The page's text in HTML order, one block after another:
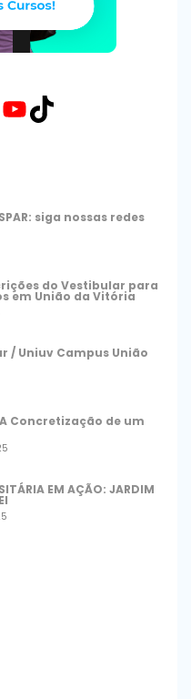
YouTube
TikTok
siga nossas redes
do Vestibular para
em União da Vitória
/ Uniuv Campus União
A Concretização de um
EM AÇÃO: JARDIM